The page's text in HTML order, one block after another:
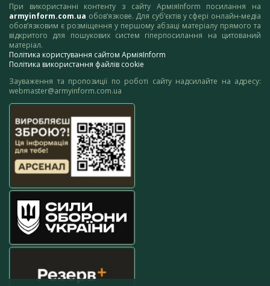
При використанні контенту з сайту АрміяInform посилання на
armyinform.com.ua обов’язкове. Для суб’єктів у сфері онлайн-медіа
обов’язковим є розміщення у першому абзаці матеріалу прямого та
відкритого для пошукових систем гіперпосилання на цитований
матеріал.
Політика користування сайтом АрміяInform
Політика використання файлів cookie
Зауваження та пропозиції по роботі сайту надсилайте на адресу:
webmaster@armyinform.com.ua